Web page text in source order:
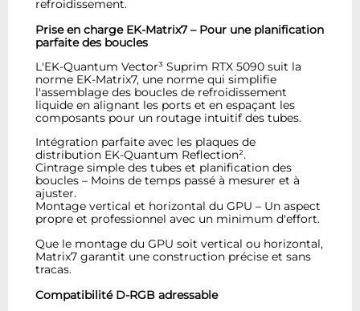
refroidissement.
Prise en charge EK-Matrix7 – Pour une planification
parfaite des boucles
L'EK-Quantum Vector³ Suprim RTX 5090 suit la
norme EK-Matrix7, une norme qui simplifie
l'assemblage des boucles de refroidissement
liquide en alignant les ports et en espaçant les
composants pour un routage intuitif des tubes.
Intégration parfaite avec les plaques de
distribution EK-Quantum Reflection².
Cintrage simple des tubes et planification des
boucles – Moins de temps passé à mesurer et à
ajuster.
Montage vertical et horizontal du GPU – Un aspect
propre et professionnel avec un minimum d'effort.
Que le montage du GPU soit vertical ou horizontal,
Matrix7 garantit une construction précise et sans
tracas.
Compatibilité D-RGB adressable